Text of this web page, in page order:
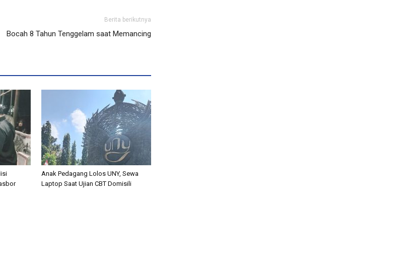
Berita berikutnya
Bocah 8 Tahun Tenggelam saat Memancing
Anak Pedagang Lolos UNY, Sewa
Laptop Saat Ujian CBT Domisili